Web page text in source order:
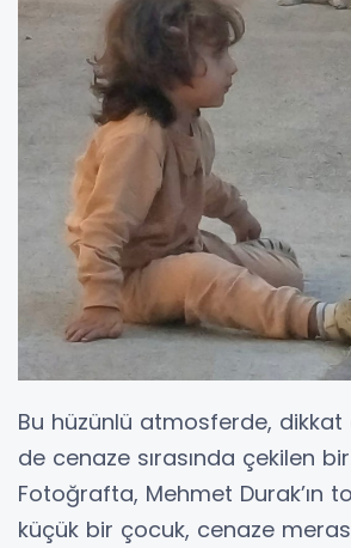
Bu hüzünlü atmosferde,
de cenaze sırasında çekilen
Fotoğrafta, Mehmet Durak’ın
küçük bir çocuk, cenaze